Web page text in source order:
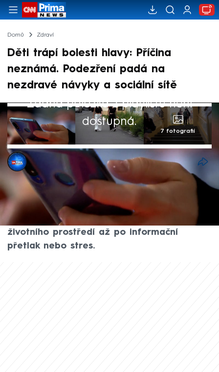
Domů Zdraví
Děti trápí bolesti hlavy: Příčina
neznámá. Podezření padá na
nezdravé návyky a sociální sítě
Žádná položka z playlistu není
dostupná.
7 fotografií
Monika Beránková
27. dub 2026, 22:28
Až polovina dětí do šesti let trpí bolestmi
hlavy. Příčina je ovšem často nejasná. Podle
expertů jde o kombinaci různých vlivů, od
životního prostředí až po informační
přetlak nebo stres.